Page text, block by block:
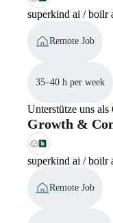
superkind ai / boilr
Remote Job
35–40 h per week
Unterstütze uns
Growth &
superkind ai / boilr
Remote Job